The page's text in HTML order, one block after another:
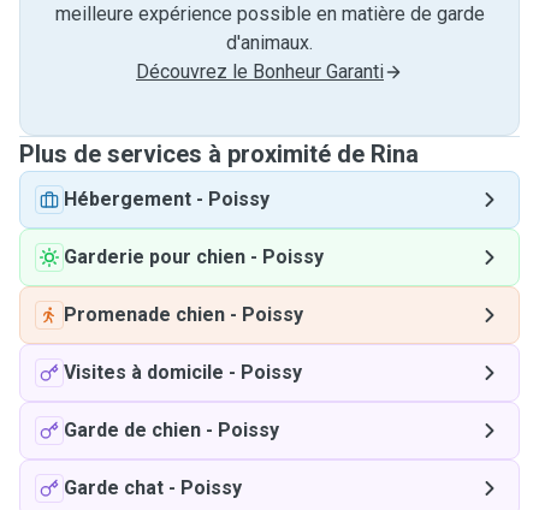
meilleure expérience possible en matière de garde
d'animaux.
Découvrez le Bonheur Garanti
Plus de services à proximité de Rina
Hébergement - Poissy
Garderie pour chien - Poissy
Promenade chien - Poissy
Visites à domicile - Poissy
Garde de chien - Poissy
Garde chat - Poissy